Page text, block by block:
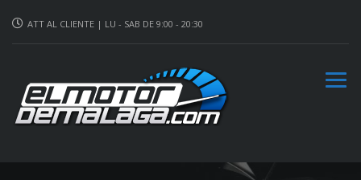
ATT AL CLIENTE | LU - SAB DE 9:00 - 20:30